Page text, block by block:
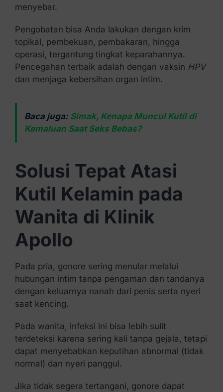
menyebar.
Pengobatan bisa Anda lakukan dengan krim
topikal, pembekuan, pembakaran, hingga
operasi, tergantung tingkat keparahannya.
Pencegahan terbaik adalah dengan vaksin HPV
dan menjaga kebersihan organ intim.
Baca juga: Simak, Kenapa Muncul Kutil di
Kemaluan Saat Seks Bebas?
Solusi Tepat Atasi
Kutil Kelamin pada
Wanita di Klinik
Apollo
Pada pria, gonore sering menular melalui
hubungan intim tanpa pengaman dan tandanya
dengan keluarnya nanah dari penis serta nyeri
saat kencing.
Pada wanita, infeksi ini bisa lebih sulit
terdeteksi karena sering kali tanpa gejala, tetapi
dapat menyebabkan keputihan abnormal (tidak
normal) dan nyeri panggul.
Jika tidak segera tertangani, gonore dapat